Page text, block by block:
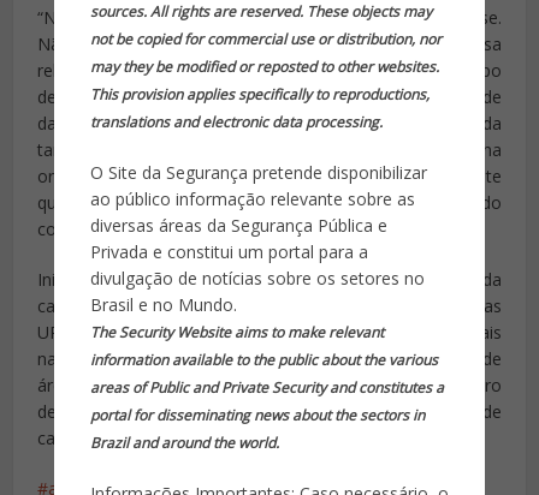
sources. All rights are reserved. These objects may
not be copied for commercial use or distribution, nor
may they be modified or reposted to other websites.
This provision applies specifically to reproductions,
translations and electronic data processing.
O Site da Segurança pretende disponibilizar
ao público informação relevante sobre as
diversas áreas da Segurança Pública e
Privada e constitui um portal para a
divulgação de notícias sobre os setores no
Brasil e no Mundo.
The Security Website aims to make relevant
information available to the public about the various
areas of Public and Private Security and constitutes a
portal for disseminating news about the sectors in
Brazil and around the world.
“Não podíamos interceder até que a agressão ocorresse.
Não possuíamos orientação diferente disso. Nossa
relação com a comunidade era muito afastada. Esse tipo
de ação colabora, inclusive, com a política de proximidade
das UPPs”, disse Rocha, ressaltando que a medida
também ajuda na repressão ao tráfico de drogas na
origem. “Quanto menos gente quer usar, menos gente
quer vender. Vamos colaborar para a redução do
consumo”.
Inicialmente, 40 comandantes participaram da
capacitação, que se estenderá aos coordenadores das
UPPs e aos policiais que desenvolvem trabalhos sociais
nas comunidades. O objetivo é contemplar 400 policiais de
áreas pacificadas de todo o Estado do Rio, entre outubro
de 2015 e agosto de 2016. A previsão é que 10 oficiais de
cada UPP sejam capacitados.
abordagem capacitação policiais
dependentes